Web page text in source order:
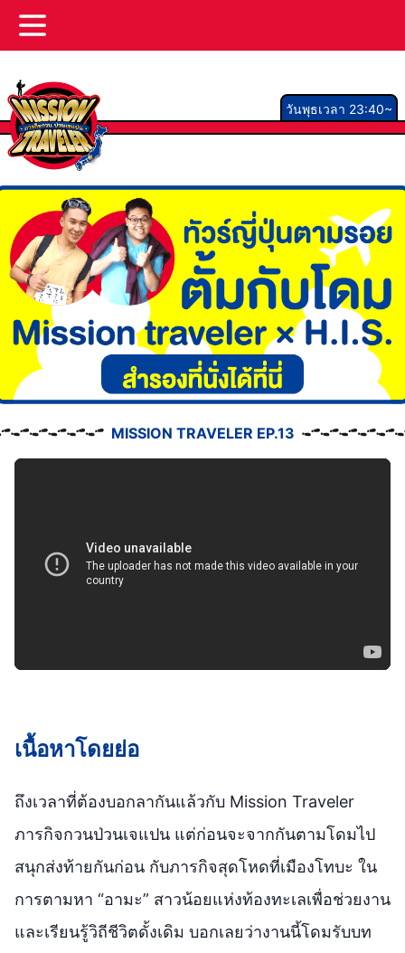
วันพุธเวลา 23:40~
MISSION TRAVELER EP.13
เนื้อหาโดยย่อ
ถึงเวลาที่ต้องบอกลากันแล้วกับ Mission Traveler
ภารกิจกวนป่วนเจแปน แต่ก่อนจะจากกันตามโดมไป
สนุกส่งท้ายกันก่อน กับภารกิจสุดโหดที่เมืองโทบะ ใน
การตามหา “อามะ” สาวน้อยแห่งท้องทะเลเพื่อช่วยงาน
และเรียนรู้วิถีชีวิตดั้งเดิม บอกเลยว่างานนี้โดมรับบท